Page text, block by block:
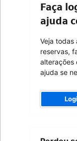
Faça
ajuda
Veja todas
reservas,
alterações
ajuda se